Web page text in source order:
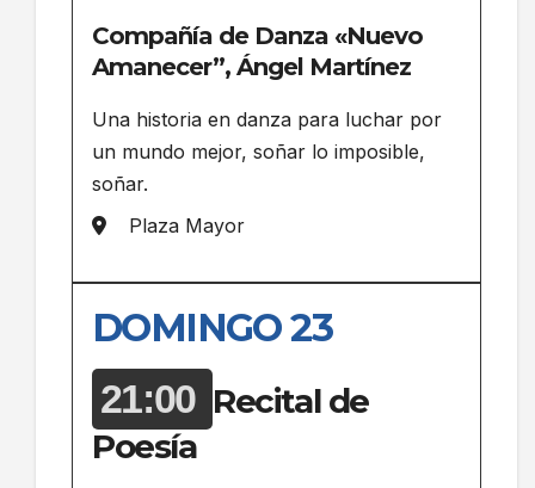
Compañía de Danza «Nuevo
Amanecer”, Ángel Martínez
Una historia en danza para luchar por
un mundo mejor, soñar lo imposible,
soñar.
Plaza Mayor
DOMINGO 23
21:00 Recital de
Poesía